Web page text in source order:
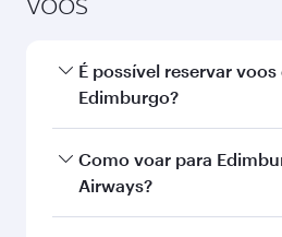
É possível reservar
Edimburgo?
Sim, a Qatar Airways opera
Edimburgo. Busque voos
Como voar para
Airways?